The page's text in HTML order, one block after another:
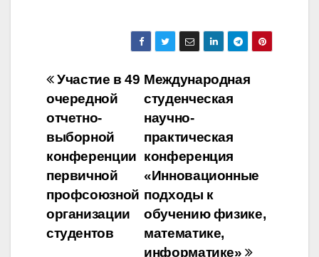
Навигация
по
записям
Международная
студенческая
научно-
практическая
конференция
«Инновационные
подходы к
обучению физике,
математике,
информатике»
Участие в 49
очередной
отчетно-
выборной
конференции
первичной
профсоюзной
организации
студентов